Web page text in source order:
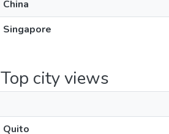
China
Singapore
Top city views
Quito